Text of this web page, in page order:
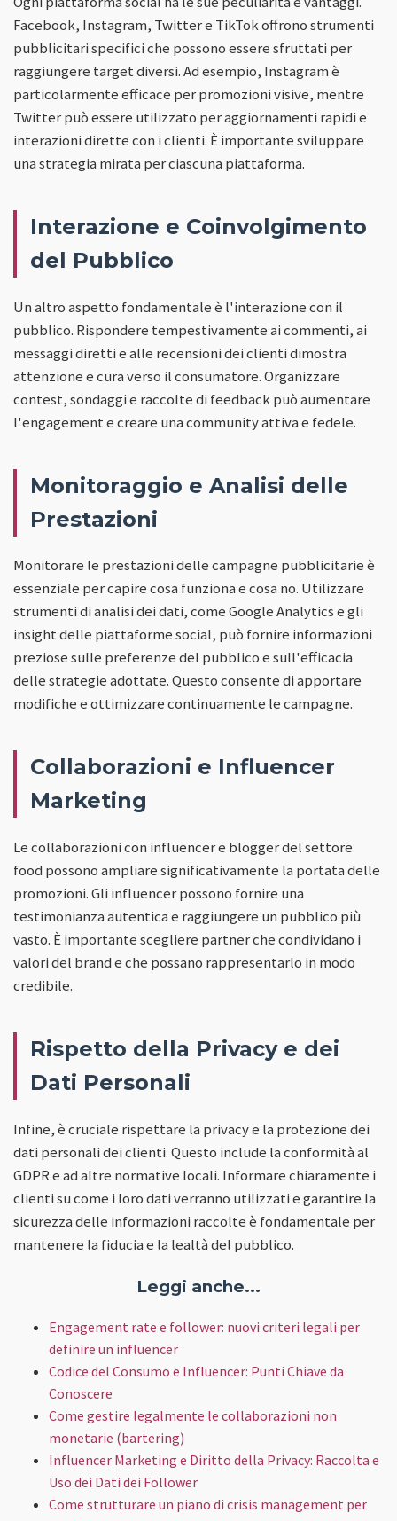
Facebook, Instagram, Twitter e TikTok offrono strumenti
pubblicitari specifici che possono essere sfruttati per
raggiungere target diversi. Ad esempio, Instagram è
particolarmente efficace per promozioni visive, mentre
Twitter può essere utilizzato per aggiornamenti rapidi e
interazioni dirette con i clienti. È importante sviluppare
una strategia mirata per ciascuna piattaforma.
Interazione e Coinvolgimento
del Pubblico
Un altro aspetto fondamentale è l'interazione con il
pubblico. Rispondere tempestivamente ai commenti, ai
messaggi diretti e alle recensioni dei clienti dimostra
attenzione e cura verso il consumatore. Organizzare
contest, sondaggi e raccolte di feedback può aumentare
l'engagement e creare una community attiva e fedele.
Monitoraggio e Analisi delle
Prestazioni
Monitorare le prestazioni delle campagne pubblicitarie è
essenziale per capire cosa funziona e cosa no. Utilizzare
strumenti di analisi dei dati, come Google Analytics e gli
insight delle piattaforme social, può fornire informazioni
preziose sulle preferenze del pubblico e sull'efficacia
delle strategie adottate. Questo consente di apportare
modifiche e ottimizzare continuamente le campagne.
Collaborazioni e Influencer
Marketing
Le collaborazioni con influencer e blogger del settore
food possono ampliare significativamente la portata delle
promozioni. Gli influencer possono fornire una
testimonianza autentica e raggiungere un pubblico più
vasto. È importante scegliere partner che condividano i
valori del brand e che possano rappresentarlo in modo
credibile.
Rispetto della Privacy e dei
Dati Personali
Infine, è cruciale rispettare la privacy e la protezione dei
dati personali dei clienti. Questo include la conformità al
GDPR e ad altre normative locali. Informare chiaramente i
clienti su come i loro dati verranno utilizzati e garantire la
sicurezza delle informazioni raccolte è fondamentale per
mantenere la fiducia e la lealtà del pubblico.
Leggi anche...
Engagement rate e follower: nuovi criteri legali per
definire un influencer
Codice del Consumo e Influencer: Punti Chiave da
Conoscere
Come gestire legalmente le collaborazioni non
monetarie (bartering)
Influencer Marketing e Diritto della Privacy: Raccolta e
Uso dei Dati dei Follower
Come strutturare un piano di crisis management per